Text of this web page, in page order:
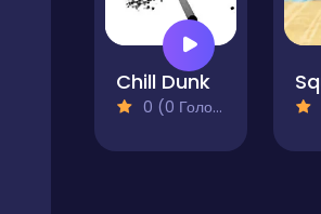
Chill Dunk
0 (0 Голосів)